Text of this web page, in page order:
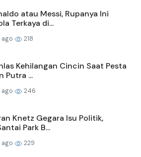
atau Messi, Rupanya Ini
Terkaya di...
218
Kehilangan Cincin Saat Pesta
Putra ...
246
Knetz Gegara Isu Politik,
Park B...
229